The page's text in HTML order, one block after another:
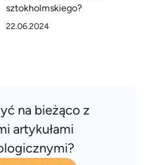
sztokholmskiego?
22.06.2024
na bieżąco z
artykułami